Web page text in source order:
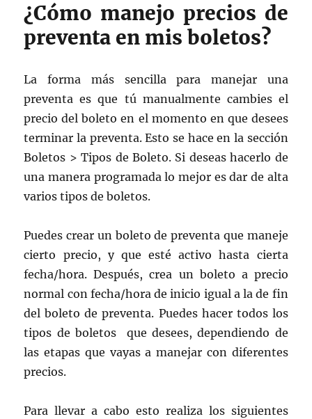
¿Cómo manejo precios de
preventa en mis boletos?
La forma más sencilla para manejar una
preventa es que tú manualmente cambies el
precio del boleto en el momento en que desees
terminar la preventa. Esto se hace en la sección
Boletos > Tipos de Boleto. Si deseas hacerlo de
una manera programada lo mejor es dar de alta
varios tipos de boletos.
Puedes crear un boleto de preventa que maneje
cierto precio, y que esté activo hasta cierta
fecha/hora. Después, crea un boleto a precio
normal con fecha/hora de inicio igual a la de fin
del boleto de preventa. Puedes hacer todos los
tipos de boletos que desees, dependiendo de
las etapas que vayas a manejar con diferentes
precios.
Para llevar a cabo esto realiza los siguientes